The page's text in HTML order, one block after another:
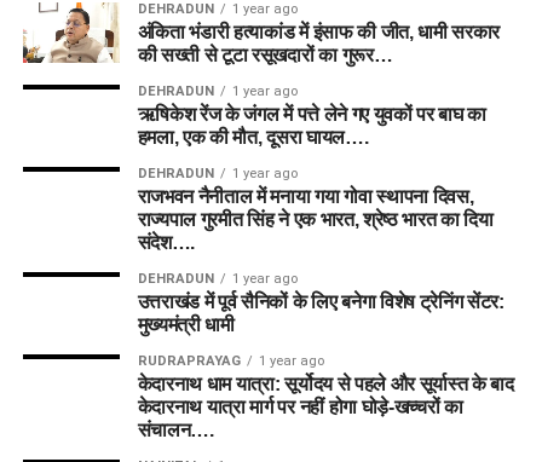
DEHRADUN 1 year ago
अंकिता भंडारी हत्याकांड में इंसाफ की जीत, धामी सरकार
की सख्ती से टूटा रसूखदारों का गुरूर…
DEHRADUN 1 year ago
ऋषिकेश रेंज के जंगल में पत्ते लेने गए युवकों पर बाघ का
हमला, एक की मौत, दूसरा घायल….
DEHRADUN 1 year ago
राजभवन नैनीताल में मनाया गया गोवा स्थापना दिवस,
राज्यपाल गुरमीत सिंह ने एक भारत, श्रेष्ठ भारत का दिया
संदेश….
DEHRADUN 1 year ago
उत्तराखंड में पूर्व सैनिकों के लिए बनेगा विशेष ट्रेनिंग सेंटर:
मुख्यमंत्री धामी
RUDRAPRAYAG 1 year ago
केदारनाथ धाम यात्रा: सूर्योदय से पहले और सूर्यास्त के बाद
केदारनाथ यात्रा मार्ग पर नहीं होगा घोड़े-खच्चरों का
संचालन….